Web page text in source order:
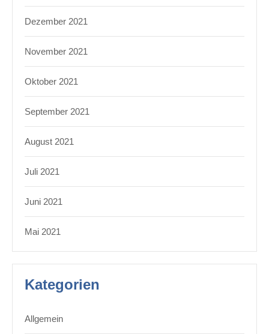
Dezember 2021
November 2021
Oktober 2021
September 2021
August 2021
Juli 2021
Juni 2021
Mai 2021
Kategorien
Allgemein